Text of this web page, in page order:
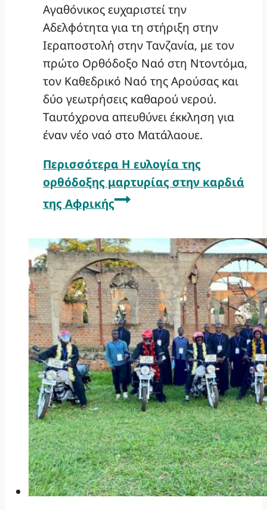
Αγαθόνικος ευχαριστεί την
Αδελφότητα για τη στήριξη στην
Ιεραποστολή στην Τανζανία, με τον
πρώτο Ορθόδοξο Ναό στη Ντοντόμα,
τον Καθεδρικό Ναό της Αρούσας και
δύο γεωτρήσεις καθαρού νερού.
Ταυτόχρονα απευθύνει έκκληση για
έναν νέο ναό στο Ματάλαουε.
Περισσότερα Η ευλογία της
ορθόδοξης μαρτυρίας στην καρδιά
της Αφρικής